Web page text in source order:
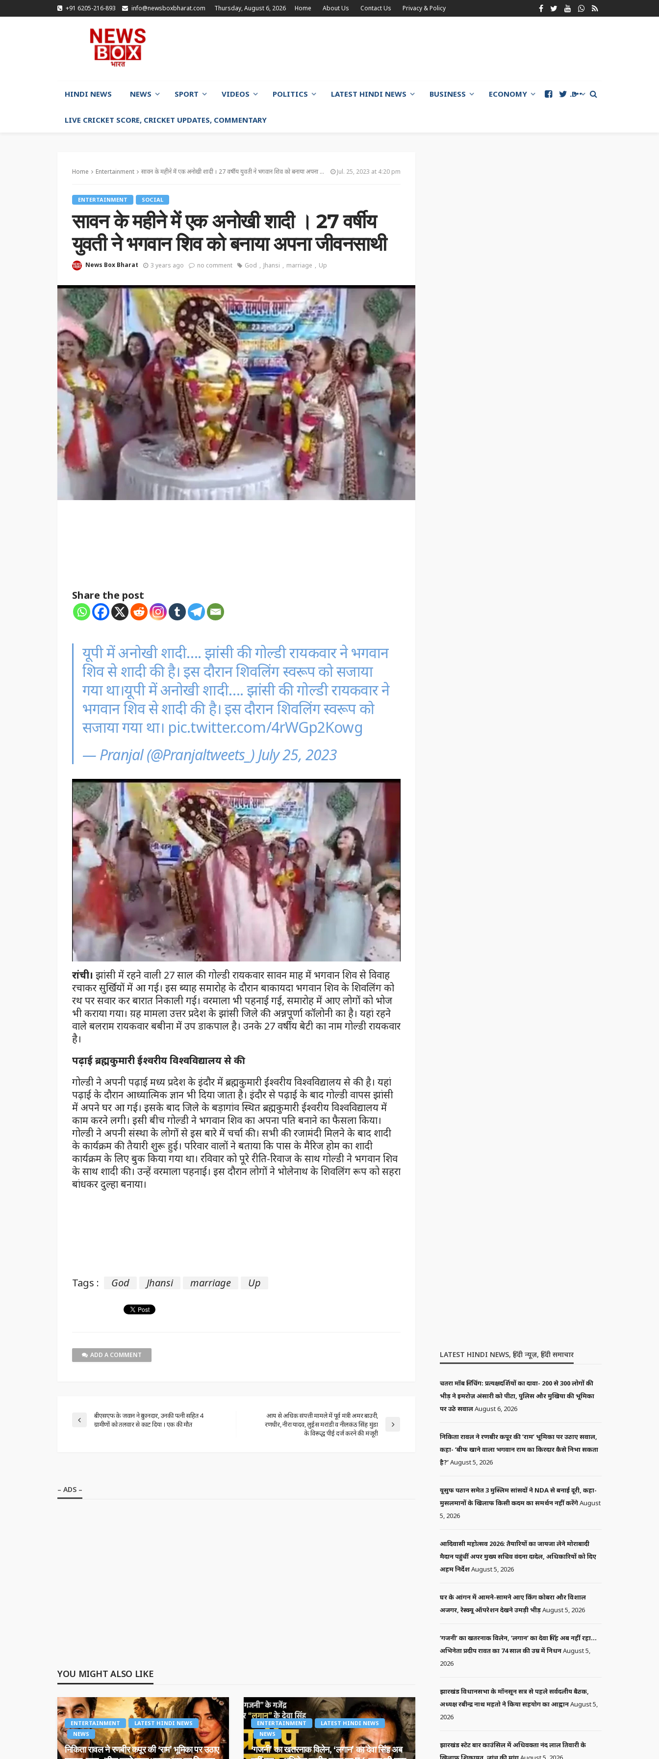
+91 6205-216-893 info@newsboxbharat.com Thursday, August 6, 2026 Home About Us Contact Us Privacy & Policy
HINDI NEWS NEWS SPORT VIDEOS POLITICS LATEST HINDI NEWS BUSINESS ECONOMY WORLD
LIVE CRICKET SCORE, CRICKET UPDATES, COMMENTARY
Home Entertainment सावन के महीने में एक अनोखी शादी । 27 वर्षीय युवती ने भगवान शिव को बनाया अपना जीवनसाथी Jul. 25, 2023 at 4:20 pm
ENTERTAINMENT SOCIAL
सावन के महीने में एक अनोखी शादी । 27 वर्षीय
युवती ने भगवान शिव को बनाया अपना जीवनसाथी
News Box Bharat 3 years ago no comment God Jhansi marriage Up
Share the post
यूपी में अनोखी शादी…. झांसी की गोल्डी रायकवार ने भगवान
शिव से शादी की है। इस दौरान शिवलिंग स्वरूप को सजाया
गया था।यूपी में अनोखी शादी…. झांसी की गोल्डी रायकवार ने
भगवान शिव से शादी की है। इस दौरान शिवलिंग स्वरूप को
सजाया गया था। pic.twitter.com/4rWGp2Kowg
— Pranjal (@Pranjaltweets_)July 25, 2023
रांची। झांसी में रहने वाली 27 साल की गोल्डी रायकवार सावन माह में भगवान शिव से विवाह
रचाकर सुर्खियों में आ गई। इस ब्याह समारोह के दौरान बाकायदा भगवान शिव के शिवलिंग को
रथ पर सवार कर बारात निकाली गई। वरमाला भी पहनाई गई, समारोह में आए लोगों को भोज
भी कराया गया। य़ह मामला उत्तर प्रदेश के झांसी जिले की अन्नपूर्णा कॉलोनी का है। यहां रहने
वाले बलराम रायकवार बबीना में उप डाकपाल है। उनके 27 वर्षीय बेटी का नाम गोल्डी रायकवार
है।
पढ़ाई ब्रह्मकुमारी ईश्वरीय विश्वविद्यालय से की
गोल्डी ने अपनी पढ़ाई मध्य प्रदेश के इंदौर में ब्रह्मकुमारी ईश्वरीय विश्वविद्यालय से की है। यहां
पढ़ाई के दौरान आध्यात्मिक ज्ञान भी दिया जाता है। इंदौर से पढ़ाई के बाद गोल्डी वापस झांसी
में अपने घर आ गई। इसके बाद जिले के बड़ागांव स्थित ब्रह्मकुमारी ईश्वरीय विश्वविद्यालय में
काम करने लगी। इसी बीच गोल्डी ने भगवान शिव का अपना पति बनाने का फैसला किया।
गोल्डी ने अपनी संस्था के लोगों से इस बारे में चर्चा की। सभी की रजामंदी मिलने के बाद शादी
के कार्यक्रम की तैयारी शुरू हुई। परिवार वालों ने बताया कि पास के मैरिज होम का शादी
कार्यक्रम के लिए बुक किया गया था। रविवार को पूरे रीति-रिवाज के साथ गोल्डी ने भगवान शिव
के साथ शादी की। उन्हें वरमाला पहनाई। इस दौरान लोगों ने भोलेनाथ के शिवलिंग रूप को सहरा
बांधकर दुल्हा बनाया।
Tags : God Jhansi marriage Up
ADD A COMMENT
बीएसएफ के जवान ने दुकानदार, उनकी पत्नी सहित 4
ग्रामीणों को तलवार से काट दिया । एक की मौत
आय से अधिक संपत्ती मामले में पूर्व मंत्री अमर बाउरी,
रणधीर, नीरा यादव, लुईस मरांडी व नीलकंठ सिंह मुंडा
के विरूद्ध पीई दर्ज करने की मंजूरी
– ADS –
YOU MIGHT ALSO LIKE
ENTERTAINMENT
LATEST HINDI NEWS
NEWS
निकिता रावल ने रणबीर कपूर की ‘राम’ भूमिका पर उठाए
ENTERTAINMENT
LATEST HINDI NEWS
NEWS
‘गजनी’ का खतरनाक विलेन, ‘लगान’ का देवा सिंह अब
LATEST HINDI NEWS, हिंदी न्यूज़, हिंदी समाचार
चतरा मॉब लिंचिंग: प्रत्यक्षदर्शियों का दावा- 200 से 300 लोगों की
भीड़ ने इमरोज़ अंसारी को पीटा, पुलिस और मुखिया की भूमिका
पर उठे सवालAugust 6, 2026
निकिता रावल ने रणबीर कपूर की ‘राम’ भूमिका पर उठाए सवाल,
कहा- ‘बीफ खाने वाला भगवान राम का किरदार कैसे निभा सकता
है?’August 5, 2026
यूसुफ पठान समेत 3 मुस्लिम सांसदों ने NDA से बनाई दूरी, कहा-
मुसलमानों के खिलाफ किसी कदम का समर्थन नहीं करेंगेAugust
5, 2026
आदिवासी महोत्सव 2026: तैयारियों का जायजा लेने मोराबादी
मैदान पहुंचीं अपर मुख्य सचिव वंदना दादेल, अधिकारियों को दिए
अहम निर्देशAugust 5, 2026
घर के आंगन में आमने-सामने आए किंग कोबरा और विशाल
अजगर, रेस्क्यू ऑपरेशन देखने उमड़ी भीड़August 5, 2026
‘गजनी’ का खतरनाक विलेन, ‘लगान’ का देवा सिंह अब नहीं रहा…
अभिनेता प्रदीप रावत का 74 साल की उम्र में निधनAugust 5,
2026
झारखंड विधानसभा के मॉनसून सत्र से पहले सर्वदलीय बैठक,
अध्यक्ष रबीन्द्र नाथ महतो ने किया सहयोग का आह्वानAugust 5,
2026
झारखंड स्टेट बार काउंसिल में अधिवक्ता नंद लाल तिवारी के